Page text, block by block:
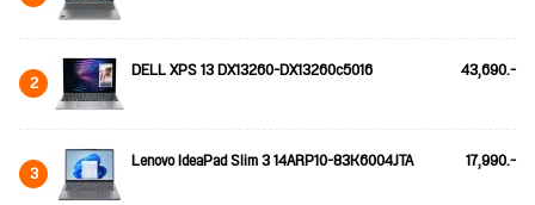
2 DELL XPS 13 DX13260-DX13260c5016 43,690.-
3 Lenovo IdeaPad Slim 3 14ARP10-83K6004JTA 17,990.-